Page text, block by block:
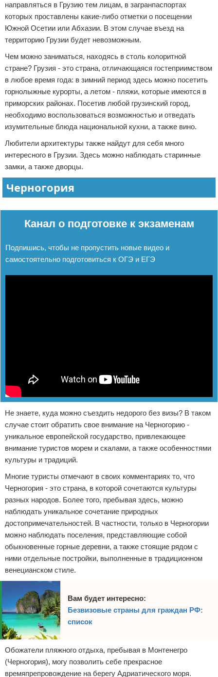
направляться в Грузию тем лицам, в загранпаспортах
которых проставлены какие-либо отметки о посещении
Южной Осетии или Абхазии. В этом случае въезд на
территорию Грузии будет невозможным.
Чем можно заниматься, находясь в столь колоритной
стране? Грузия - это страна, отличающаяся гостеприимством
в любое время года: в зимний период здесь можно посетить
горнолыжные курорты, а летом - пляжи, которые имеются в
приморских районах. Посетив любой грузинский город,
необходимо воспользоваться возможностью и отведать
изумительные блюда национальной кухни, а также вино.
Любители архитектуры также найдут для себя много
интересного в Грузии. Здесь можно наблюдать старинные
замки, а также дворцы.
Черногория
Канал о подготовке к экзаменам
Подпишись, чтобы не пропустить новые видео и
самостоятельно подготовиться к ОГЭ и ЕГЭ
Не знаете, куда можно съездить недорого без визы? В таком
случае стоит обратить свое внимание на Черногорию -
уникальное европейской государство, привлекающее
внимание туристов морем и скалами, а также особенностями
культуры и традиций.
Многие туристы отмечают в своих комментариях то, что
Черногория - это страна, в которой сочетаются культуры
разных народов. Более того, пребывая здесь, можно
наблюдать уникальное сочетание природных
достопримечательностей. В частности, только в Черногории
можно наблюдать поселения, представляющие собой
обыкновенные горные деревни, а также стоящие рядом с
ними отдельные постройки, выполненные в традиционном
венецианском стиле.
Вам будет интересно:
Безвизовые страны для граждан РФ:
список
Обожатели пляжного отдыха, пребывая в Монтенегро
(Черногория), могу позволить себе прекрасное
времяпрепровождение на берегу Адриатического моря.